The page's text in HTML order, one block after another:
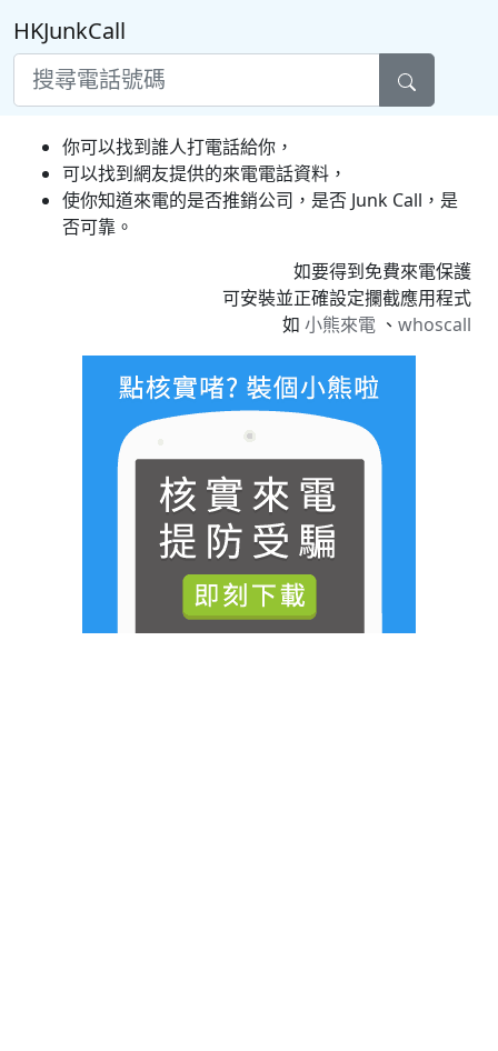
HKJunkCall
你可以找到誰人打電話給你，
可以找到網友提供的來電電話資料，
使你知道來電的是否推銷公司，是否 Junk Call，是
否可靠。
如要得到免費來電保護
可安裝並正確設定攔截應用程式
如 小熊來電 、 whoscall